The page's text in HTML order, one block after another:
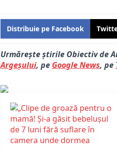
Distribuie pe Facebook
Urmărește știrile Obiectiv de
Argeșului, pe Google News, pe